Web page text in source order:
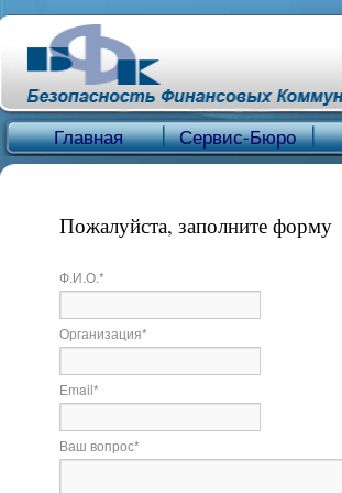
Главная Сервис-Бюро
Пожалуйста, заполните форму
Ф.И.О.*
Организация*
Email*
Ваш вопрос*